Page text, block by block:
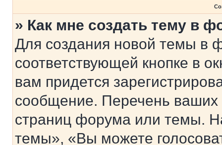
» Как мне создать тему в
Для создания новой темы в
соответствующей кнопке в
вам придется
сообщение. Перечень ваших
страниц форума или темы.
темы», «Вы можете